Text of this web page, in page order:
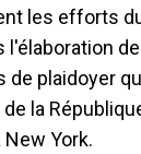
les efforts
l'élaboration
de plaidoyer
la
York.